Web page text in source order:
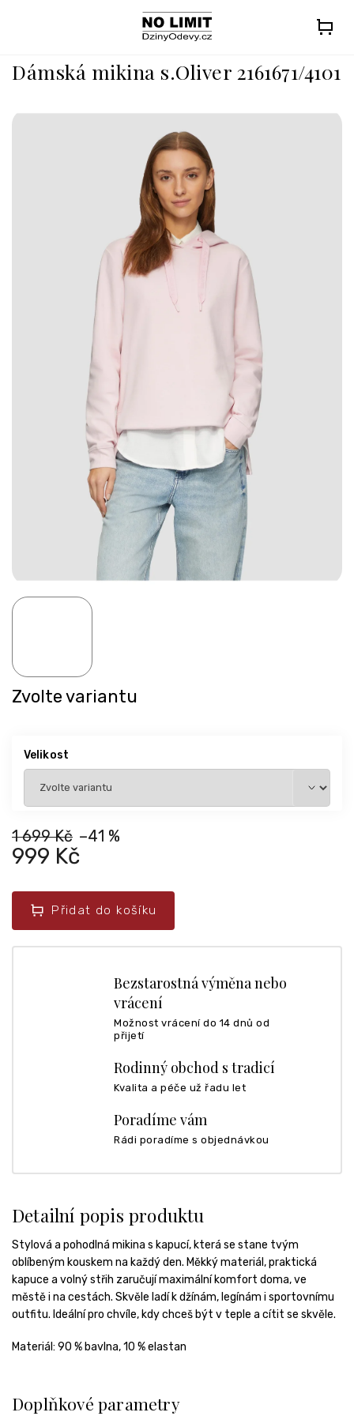
Dámská mikina s.Oliver 2161671/4101
1 699 Kč –41 %
999 Kč
Zvolte variantu
Velikost
Přidat do košíku
Bezstarostná výměna nebo
vrácení
Možnost vrácení do 14 dnů od
přijetí
Rodinný obchod s tradicí
Kvalita a péče už řadu let
Poradíme vám
Rádi poradíme s objednávkou
Detailní popis produktu
Stylová a pohodlná mikina s kapucí, která se stane tvým
oblíbeným kouskem na každý den. Měkký materiál, praktická
kapuce a volný střih zaručují maximální komfort doma, ve
městě i na cestách. Skvěle ladí k džínám, legínám i sportovnímu
outfitu. Ideální pro chvíle, kdy chceš být v teple a cítit se skvěle.
Materiál: 90 % bavlna, 10 % elastan
Doplňkové parametry